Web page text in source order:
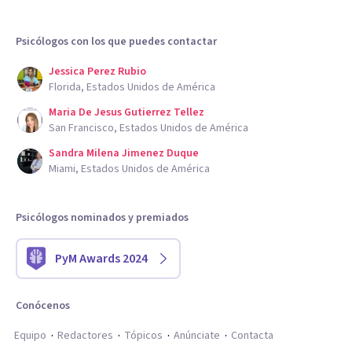
Psicólogos con los que puedes contactar
Jessica Perez Rubio
Florida, Estados Unidos de América
Maria De Jesus Gutierrez Tellez
San Francisco, Estados Unidos de América
Sandra Milena Jimenez Duque
Miami, Estados Unidos de América
Psicólogos nominados y premiados
PyM Awards 2024
Conócenos
Equipo
Redactores Tópicos Anúnciate Contacta